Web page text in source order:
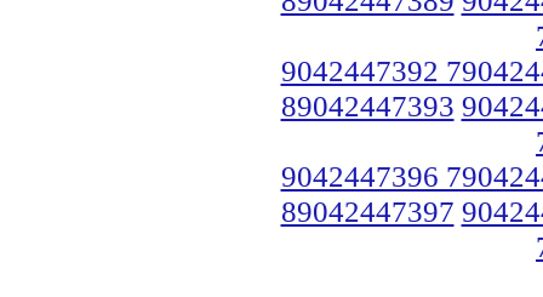
9042447392
89042447393
9042447396
89042447397